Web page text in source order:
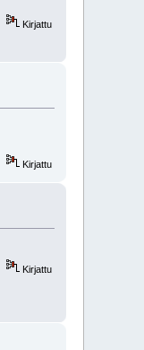
Kirjattu
Kirjattu
Kirjattu